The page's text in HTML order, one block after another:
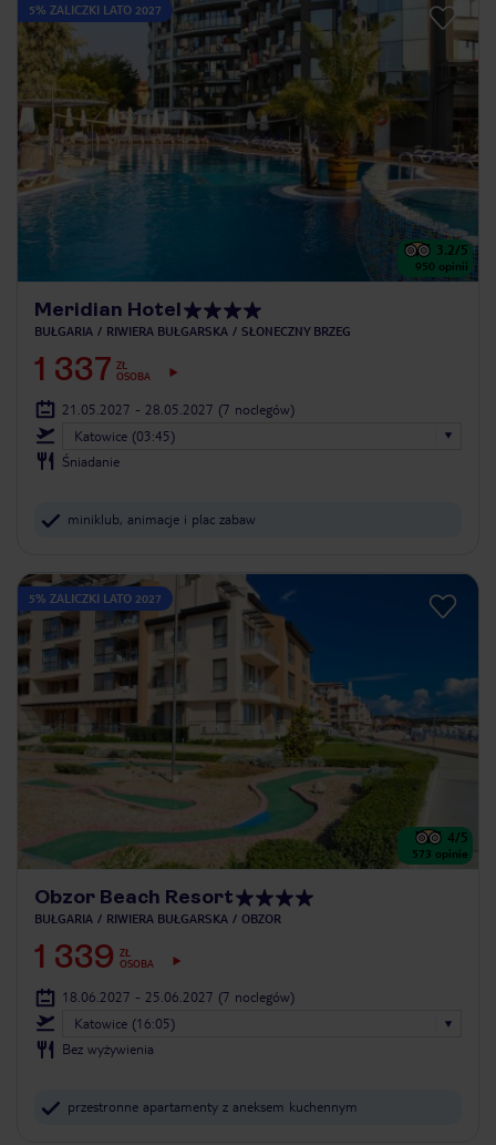
5% ZALICZKI LATO 2027
3.2/5
950 opinii
Meridian Hotel
BUŁGARIA RIWIERA BUŁGARSKA SŁONECZNY BRZEG
1 337 ZŁ
OSOBA
21.05.2027 - 28.05.2027 (7 noclegów)
Katowice (03:45)
Śniadanie
miniklub, animacje i plac zabaw
5% ZALICZKI LATO 2027
4/5
573 opinie
Obzor Beach Resort
BUŁGARIA RIWIERA BUŁGARSKA OBZOR
1 339 ZŁ
OSOBA
18.06.2027 - 25.06.2027 (7 noclegów)
Katowice (16:05)
Bez wyżywienia
przestronne apartamenty z aneksem kuchennym